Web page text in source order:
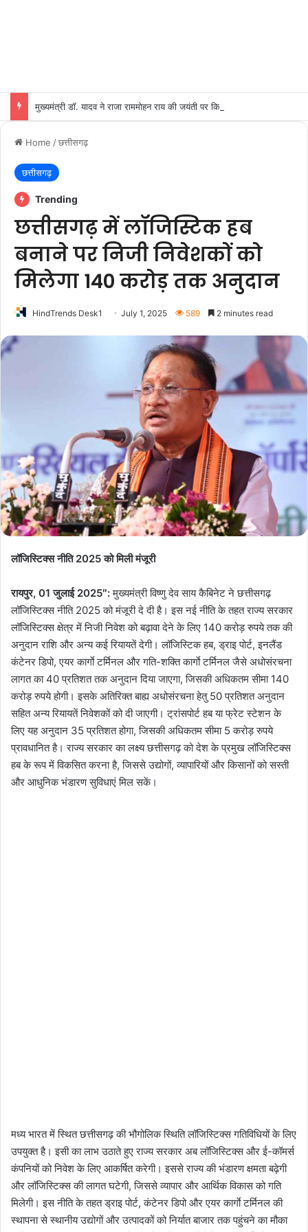
मुख्यमंत्री डॉ. यादव ने राजा राममोहन राय की जयंती पर किया नमन
Home /छत्तीसगढ़
छत्तीसगढ़
Trending
छत्तीसगढ़ में लॉजिस्टिक हब
बनाने पर निजी निवेशकों को
मिलेगा 140 करोड़ तक अनुदान
HindTrends Desk1 July 1, 2025 589 2 minutes read
लॉजिस्टिक्स नीति 2025 को मिली मंजूरी
रायपुर, 01 जुलाई 2025″:मुख्यमंत्री विष्णु देव साय कैबिनेट ने छत्तीसगढ़
लॉजिस्टिक्स नीति 2025 को मंजूरी दे दी है। इस नई नीति के तहत राज्य सरकार
लॉजिस्टिक्स क्षेत्र में निजी निवेश को बढ़ावा देने के लिए 140 करोड़ रुपये तक की
अनुदान राशि और अन्य कई रियायतें देगी। लॉजिस्टिक हब, ड्राइ पोर्ट, इनलैंड
कंटेनर डिपो, एयर कार्गाे टर्मिनल और गति-शक्ति कार्गाे टर्मिनल जैसे अधोसंरचना
लागत का 40 प्रतिशत तक अनुदान दिया जाएगा, जिसकी अधिकतम सीमा 140
करोड़ रुपये होगी। इसके अतिरिक्त बाह्य अधोसंरचना हेतु 50 प्रतिशत अनुदान
सहित अन्य रियायतें निवेशकों को दी जाएगी। ट्रांसपोर्ट हब या फ्रेट स्टेशन के
लिए यह अनुदान 35 प्रतिशत होगा, जिसकी अधिकतम सीमा 5 करोड़ रुपये
प्रावधानित है। राज्य सरकार का लक्ष्य छत्तीसगढ़ को देश के प्रमुख लॉजिस्टिक्स
हब के रूप में विकसित करना है, जिससे उद्योगों, व्यापारियों और किसानों को सस्ती
और आधुनिक भंडारण सुविधाएं मिल सकें।
मध्य भारत में स्थित छत्तीसगढ़ की भौगोलिक स्थिति लॉजिस्टिक्स गतिविधियों के लिए
उपयुक्त है। इसी का लाभ उठाते हुए राज्य सरकार अब लॉजिस्टिक्स और ई-कॉमर्स
कंपनियों को निवेश के लिए आकर्षित करेगी। इससे राज्य की भंडारण क्षमता बढ़ेगी
और लॉजिस्टिक्स की लागत घटेगी, जिससे व्यापार और आर्थिक विकास को गति
मिलेगी। इस नीति के तहत ड्राइ पोर्ट, कंटेनर डिपो और एयर कार्गाे टर्मिनल की
स्थापना से स्थानीय उद्योगों और उत्पादकों को निर्यात बाजार तक पहुंचने का मौका